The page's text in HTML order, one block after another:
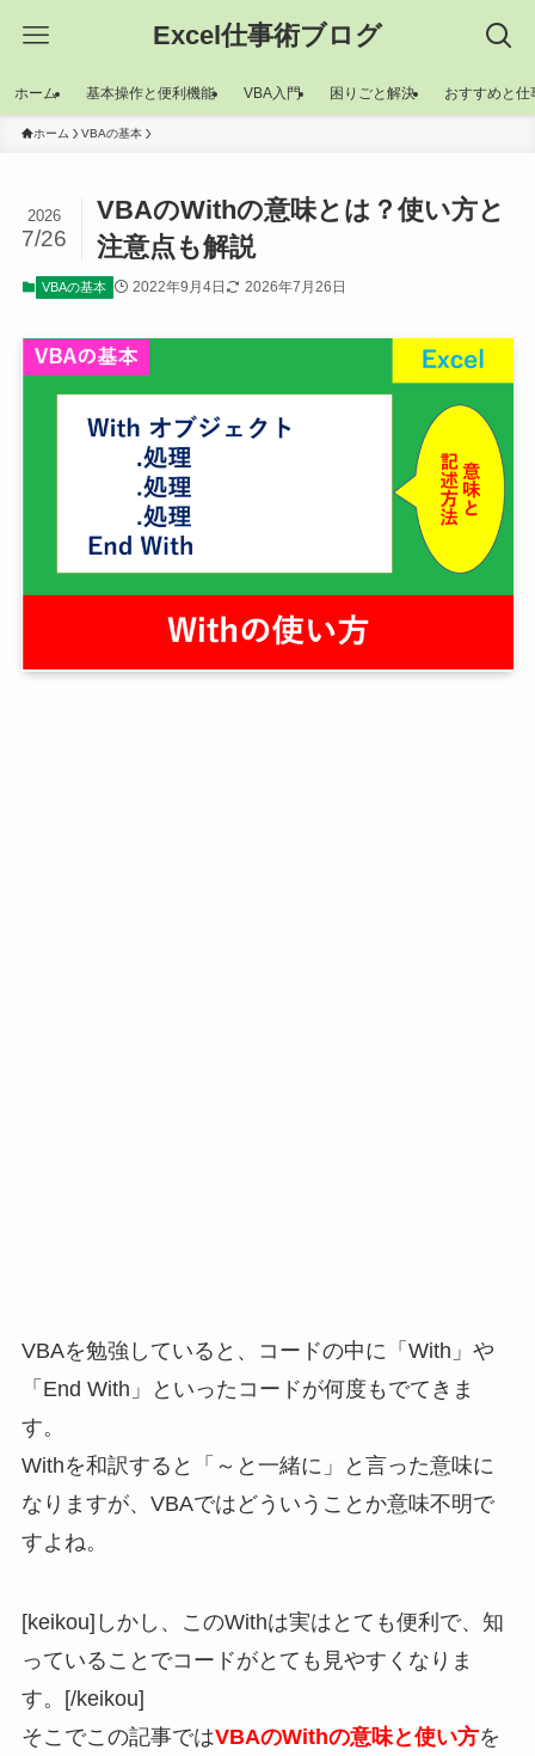
Excel仕事術ブログ
ホーム 基本操作と便利機能 VBA入門 困りごと解決 おすすめと仕
ホーム VBAの基本
VBAのWithの意味とは？使い方と
注意点も解説
2026
7/26
VBAの基本 2022年9月4日 2026年7月26日
VBAを勉強していると、コードの中に「With」や
「End With」といったコードが何度もでてきま
す。
Withを和訳すると「～と一緒に」と言った意味に
なりますが、VBAではどういうことか意味不明で
すよね。
[keikou]しかし、このWithは実はとても便利で、知
っていることでコードがとても見やすくなりま
す。[/keikou]
そこでこの記事ではVBAのWithの意味と使い方を